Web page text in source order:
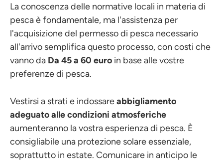
La conoscenza delle normative locali in materia di
pesca è fondamentale, ma l'assistenza per
l'acquisizione del permesso di pesca necessario
all'arrivo semplifica questo processo, con costi che
vanno da Da 45 a 60 euro in base alle vostre
preferenze di pesca.
Vestirsi a strati e indossareabbigliamento
adeguato alle condizioni atmosferiche
aumenteranno la vostra esperienza di pesca. È
consigliabile una protezione solare essenziale,
soprattutto in estate. Comunicare in anticipo le